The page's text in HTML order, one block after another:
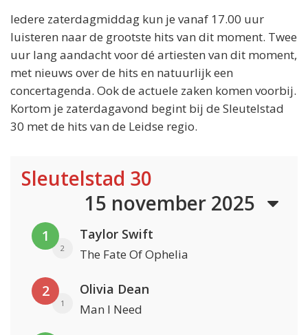
Iedere zaterdagmiddag kun je vanaf 17.00 uur
luisteren naar de grootste hits van dit moment. Twee
uur lang aandacht voor dé artiesten van dit moment,
met nieuws over de hits en natuurlijk een
concertagenda. Ook de actuele zaken komen voorbij.
Kortom je zaterdagavond begint bij de Sleutelstad
30 met de hits van de Leidse regio.
Sleutelstad 30
15 november 2025
1
2
Taylor Swift
The Fate Of Ophelia
2
1
Olivia Dean
Man I Need